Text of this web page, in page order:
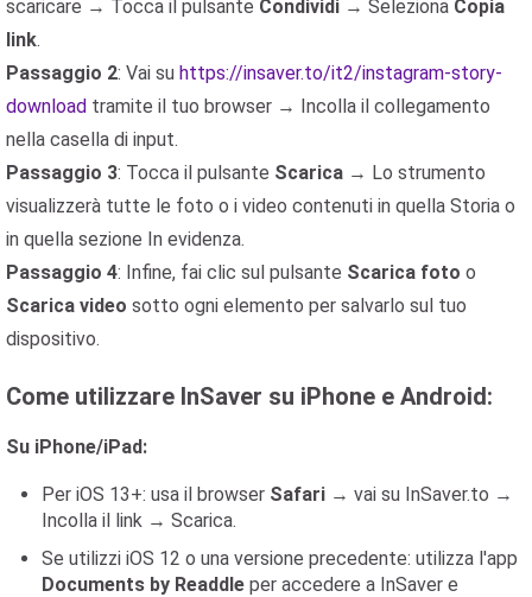
scaricare → Tocca il pulsante Condividi → Seleziona Copia
link.
Passaggio 2: Vai su https://insaver.to/it2/instagram-story-
download tramite il tuo browser → Incolla il collegamento
nella casella di input.
Passaggio 3: Tocca il pulsante Scarica → Lo strumento
visualizzerà tutte le foto o i video contenuti in quella Storia o
in quella sezione In evidenza.
Passaggio 4: Infine, fai clic sul pulsante Scarica foto o
Scarica video sotto ogni elemento per salvarlo sul tuo
dispositivo.
Come utilizzare InSaver su iPhone e Android:
Su iPhone/iPad:
Per iOS 13+: usa il browser Safari → vai su InSaver.to →
Incolla il link → Scarica.
Se utilizzi iOS 12 o una versione precedente: utilizza l'app
Documents by Readdle per accedere a InSaver e